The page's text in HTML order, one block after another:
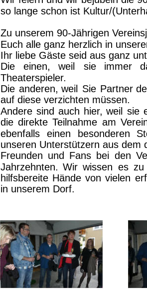
so lange schon ist Kultur/
Zu unserem 90-Jährigen
Euch alle ganz herzlich in
Ihr liebe Gäste seid aus ganz
Die
einen, weil sie immer
Theaterspieler.
Die anderen, weil Sie Partner
auf diese verzichten müssen.
Andere sind auch hier, weil sie
die direkte Teilnahme am
ebenfalls
einen besonderen
unseren Unterstützern aus dem
Freunden und Fans bei den
Jahrzehnten. Wir wissen es zu
hilfsbereite Hände von vielen
in unserem Dorf.